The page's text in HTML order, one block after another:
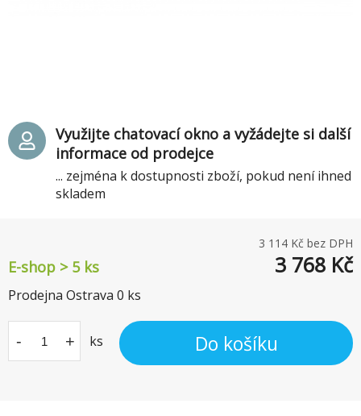
3 114 Kč bez DPH
E-shop > 5 ks 3 768 Kč
Prodejna Ostrava 0 ks
- + ks Do košíku
Využijte chatovací okno a vyžádejte si další
informace od prodejce
... zejména k dostupnosti zboží, pokud není ihned
skladem